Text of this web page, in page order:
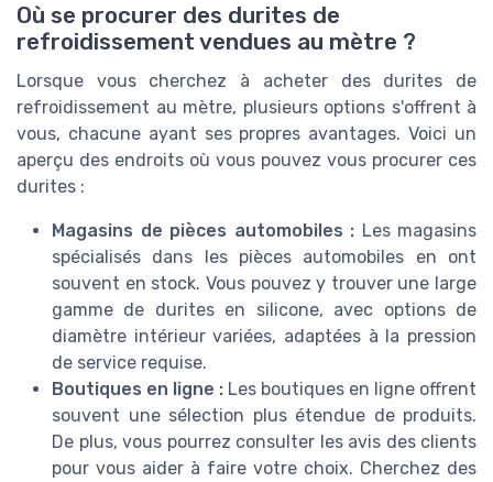
Où se procurer des durites de
refroidissement vendues au mètre ?
Lorsque vous cherchez à acheter des durites de
refroidissement au mètre, plusieurs options s'offrent à
vous, chacune ayant ses propres avantages. Voici un
aperçu des endroits où vous pouvez vous procurer ces
durites :
Magasins de pièces automobiles : Les magasins
spécialisés dans les pièces automobiles en ont
souvent en stock. Vous pouvez y trouver une large
gamme de durites en silicone, avec options de
diamètre intérieur variées, adaptées à la pression
de service requise.
Boutiques en ligne : Les boutiques en ligne offrent
souvent une sélection plus étendue de produits.
De plus, vous pourrez consulter les avis des clients
pour vous aider à faire votre choix. Cherchez des